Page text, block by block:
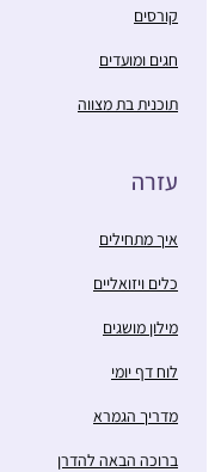
שנים, כשהודיה חברה
שלי פתחה קבוצת
בתחילת מסכת סנהדרין.
מאז לימוד הדף נכנס
לאחד ממגדירי הזהות
שלי ממש.
קרן רוזנברג
קורסים
חגים ומועדים
תוכנית בת מצווה
עזרה
איך מתחילים
כלים ויזואליים
מילון מושגים
לוח דף יומי
מדריך הגמרא
ברוכה הבאה להדרן